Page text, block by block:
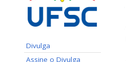
Divulga
Assine o Divulga